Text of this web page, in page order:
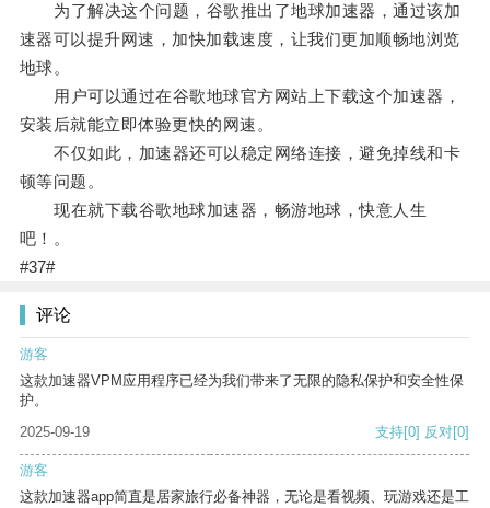
为了解决这个问题，谷歌推出了地球加速器，通过该加
速器可以提升网速，加快加载速度，让我们更加顺畅地浏览
地球。
用户可以通过在谷歌地球官方网站上下载这个加速器，
安装后就能立即体验更快的网速。
不仅如此，加速器还可以稳定网络连接，避免掉线和卡
顿等问题。
现在就下载谷歌地球加速器，畅游地球，快意人生
吧！。
#37#
评论
游客
这款加速器VPM应用程序已经为我们带来了无限的隐私保护和安全性保
护。
2025-09-19
支持[0] 反对[0]
游客
这款加速器app简直是居家旅行必备神器，无论是看视频、玩游戏还是工